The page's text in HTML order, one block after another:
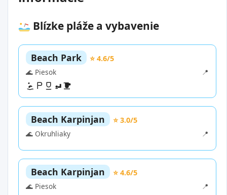
Blízke pláže a vybavenie
Beach Park
⭐ 4.6/5
🌊 Piesok
📍
Beach Karpinjan
⭐ 3.0/5
🌊 Okruhliaky
📍
Beach Karpinjan
⭐ 4.6/5
🌊 Piesok
📍